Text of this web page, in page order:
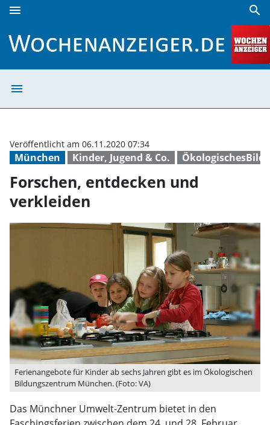
menu search
menu
München Kinder, Jugend & Co.
Veröffentlicht am 06.11.2020 07:34
Forschen, entdecken und
verkleiden
Ferienangebote für Kinder ab sechs Jahren gibt es im Ökologischen
Bildungszentrum München. (Foto: VA)
Das Münchner Umwelt-Zentrum bietet in den